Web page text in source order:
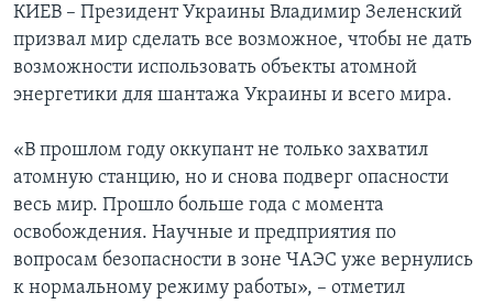
КИЕВ – Президент Украины Владимир Зеленский
призвал мир сделать все возможное, чтобы не дать
возможности использовать объекты атомной
энергетики для шантажа Украины и всего мира.
«В прошлом году оккупант не только захватил
атомную станцию, но и снова подверг опасности
весь мир. Прошло больше года с момента
освобождения. Научные и предприятия по
вопросам безопасности в зоне ЧАЭС уже вернулись
к нормальному режиму работы», – отметил